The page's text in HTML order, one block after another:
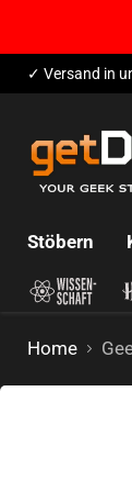
✓ Versand in
Stöbern
Home